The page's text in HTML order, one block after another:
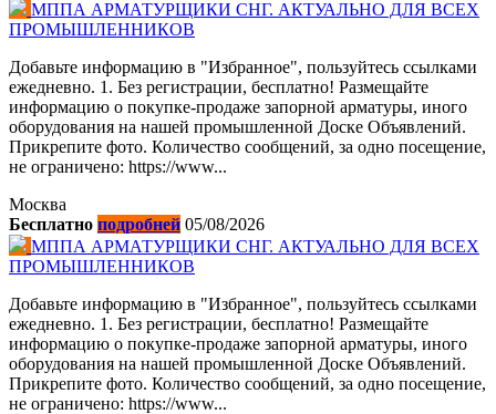
МППА АРМАТУРЩИКИ СНГ. АКТУАЛЬНО ДЛЯ ВСЕХ
ПРОМЫШЛЕННИКОВ
Добавьте информацию в "Избранное", пользуйтесь ссылками
ежедневно. 1. Без регистрации, бесплатно! Размещайте
информацию о покупке-продаже запорной арматуры, иного
оборудования на нашей промышленной Доске Объявлений.
Прикрепите фото. Количество сообщений, за одно посещение,
не ограничено: https://www...
Москва
Бесплатно подробней 05/08/2026
МППА АРМАТУРЩИКИ СНГ. АКТУАЛЬНО ДЛЯ ВСЕХ
ПРОМЫШЛЕННИКОВ
Добавьте информацию в "Избранное", пользуйтесь ссылками
ежедневно. 1. Без регистрации, бесплатно! Размещайте
информацию о покупке-продаже запорной арматуры, иного
оборудования на нашей промышленной Доске Объявлений.
Прикрепите фото. Количество сообщений, за одно посещение,
не ограничено: https://www...